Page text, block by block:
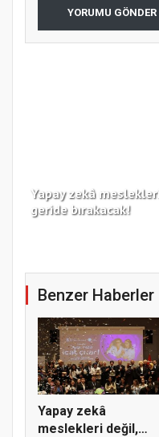
YORUMU GÖNDER
Yapay zekâ
geride bırakacak!
Benzer Haberler
Yapay zekâ
meslekleri değil,